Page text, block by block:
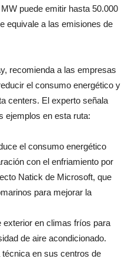
puede emitir hasta 50.000
equivale a las emisiones de
recomienda a las empresas
el consumo energético y
centers. El experto señala
ejemplos en esta ruta:
el consumo energético
con el enfriamiento por
Natick de Microsoft, que
para mejorar la
exterior en climas fríos para
de aire acondicionado.
en sus centros de